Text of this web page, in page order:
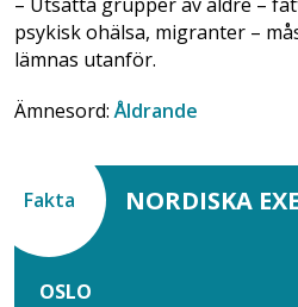
psykisk ohälsa, migranter –
lämnas utanför.
Ämnesord:Åldrande
Fakta NORDISKA
OSLO